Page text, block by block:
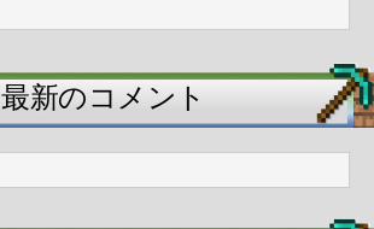
最新のコメント